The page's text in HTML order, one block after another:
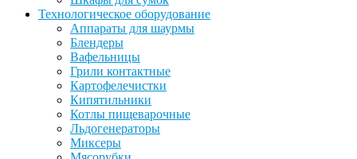
Технологическое оборудование
Аппараты для шаурмы
Блендеры
Вафельницы
Грили контактные
Картофелечистки
Кипятильники
Котлы пищеварочные
Льдогенераторы
Миксеры